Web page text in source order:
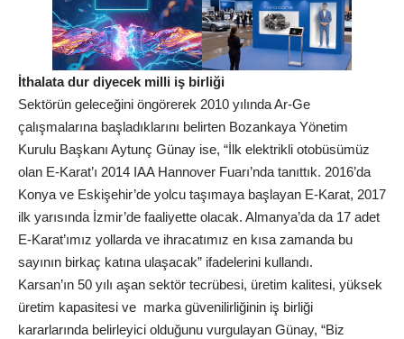
İthalata dur diyecek milli iş birliği
Sektörün geleceğini öngörerek 2010 yılında Ar-Ge
çalışmalarına başladıklarını belirten Bozankaya Yönetim
Kurulu Başkanı Aytunç Günay ise, “İlk elektrikli otobüsümüz
olan E-Karat’ı 2014 IAA Hannover Fuarı’nda tanıttık. 2016’da
Konya ve Eskişehir’de yolcu taşımaya başlayan E-Karat, 2017
ilk yarısında İzmir’de faaliyette olacak. Almanya’da da 17 adet
E-Karat’ımız yollarda ve ihracatımız en kısa zamanda bu
sayının birkaç katına ulaşacak” ifadelerini kullandı.
Karsan’ın 50 yılı aşan sektör tecrübesi, üretim kalitesi, yüksek
üretim kapasitesi ve marka güvenilirliğinin iş birliği
kararlarında belirleyici olduğunu vurgulayan Günay, “Biz